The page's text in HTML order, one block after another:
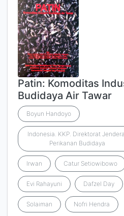
Patin: Komoditas
Budidaya Air Tawar
Boyun Handoyo
Indonesia. KKP. Direktorat
Perikanan Budidaya
Irwan Catur Setiowibowo
Evi Rahayuni Dafzel Day
Solaiman Nofri Hendra